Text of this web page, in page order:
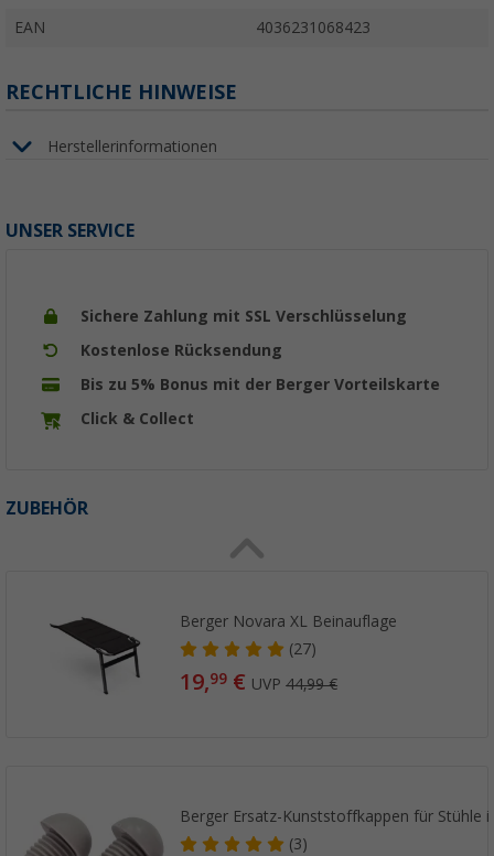
EAN 4036231068423
RECHTLICHE HINWEISE
Herstellerinformationen
UNSER SERVICE
Sichere Zahlung mit SSL Verschlüsselung
Kostenlose Rücksendung
Bis zu 5% Bonus mit der Berger Vorteilskarte
Click & Collect
ZUBEHÖR
Berger Novara XL Beinauflage
(27)
19,99 € UVP44,99 €
Berger Ersatz-Kunststoffkappen für Stühle
(3)